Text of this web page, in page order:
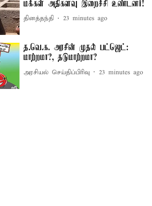
மக்கள் அதிகளவு இறைச்சி உண்டனர்!
தினத்தந்தி 23 minutes ago
த.வெ.க. அரசின் முதல் பட்ஜெட்:
மாற்றமா?, தடுமாற்றமா?
அரசியல் செய்திப்பிரிவு 23 minutes ago